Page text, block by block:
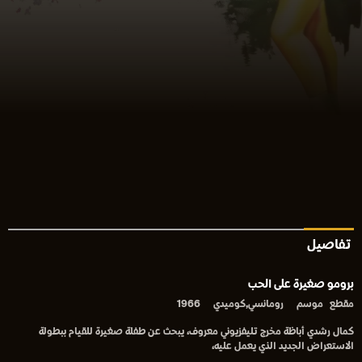
تفاصيل
برومو صغيرة على الحب
مقطع موسم رومانسي,كوميدي 1966
كمال رشدي أباظة مخرج تليفزيوني معروف، يبحث عن طفلة صغيرة للقيام ببطولة
الاستعراض الجديد الذي يعمل عليه،